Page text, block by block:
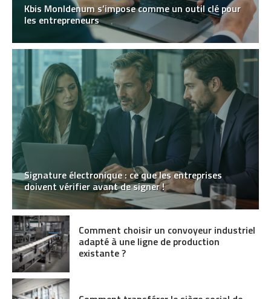
Kbis MonIdenum s’impose comme un outil clé pour
les entrepreneurs
Signature électronique : ce que les entreprises
doivent vérifier avant de signer !
Comment choisir un convoyeur industriel
adapté à une ligne de production
existante ?